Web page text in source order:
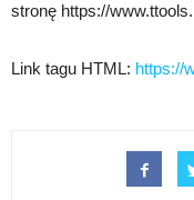
stronę https://
Link tagu HTML: https://